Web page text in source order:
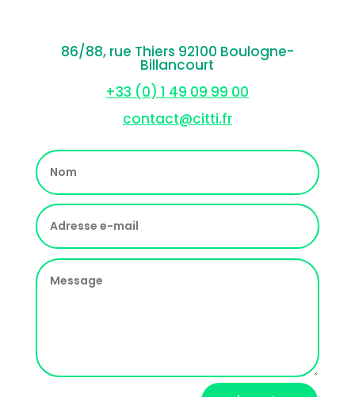
86/88, rue Thiers 92100 Boulogne-
Billancourt
+33 (0) 1 49 09 99 00
contact@citti.fr